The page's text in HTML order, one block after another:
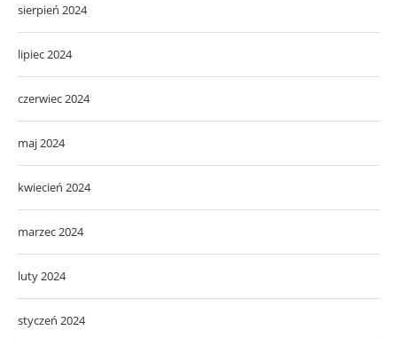
sierpień 2024
lipiec 2024
czerwiec 2024
maj 2024
kwiecień 2024
marzec 2024
luty 2024
styczeń 2024